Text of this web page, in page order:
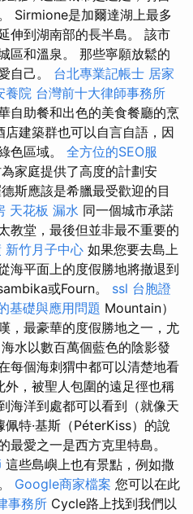
Sirmione是加爾達湖上最多
伸到湖南部的長半島。 該市
區和溫泉。 那些寧願放鬆的
自己。 台北專業記帳士 居家
養院 台灣前十大律師事務所
自助餐和出色的美食餐廳的烹
店建築群也可以自言自語，因
色區域。 全方位的SEO服
家庭提供了高度的計劃安
斯應該是希臘最受歡迎的目
天花板 漏水 同一個城市承諾
教堂，最後但並非最不重要的
新竹月子中心 如果您要去島上
海平面上的度假勝地將撤退到
或Fourn。 ssl 台胞證
基礎與應用問題 Mountain）
，最豪華的度假勝地之一，尤
水以數百萬個藍色的陰影發
每個海刺猬中都可以清楚地看
外，被聖人包圍的遠足徑也稱
海洋到處都可以看到（就像天
佩特·基斯（PéterKiss）的說
最愛之一是西方克里特島。
這些島嶼上也有景點，例如撒
Google商家檔案 您可以在此
事務所 Cycle路上找到我們以